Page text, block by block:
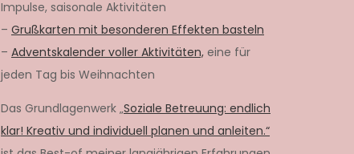
Impulse, saisonale Aktivitäten
– Grußkarten mit besonderen Effekten basteln
– Adventskalender voller Aktivitäten, eine für
jeden Tag bis Weihnachten
Das Grundlagenwerk „Soziale Betreuung: endlich
klar! Kreativ und individuell planen und anleiten.“